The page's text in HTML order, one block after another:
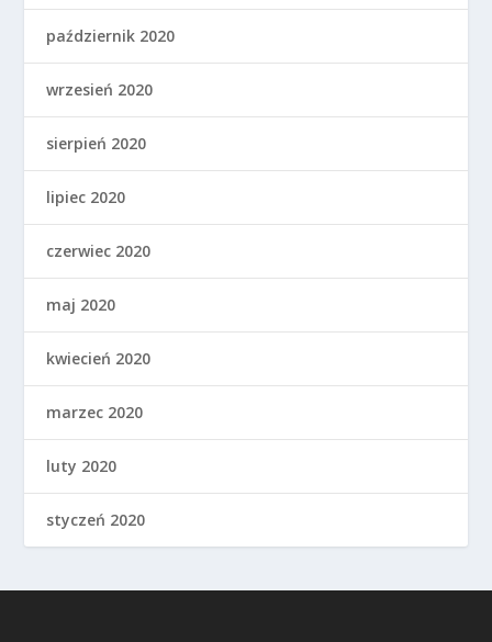
październik 2020
wrzesień 2020
sierpień 2020
lipiec 2020
czerwiec 2020
maj 2020
kwiecień 2020
marzec 2020
luty 2020
styczeń 2020